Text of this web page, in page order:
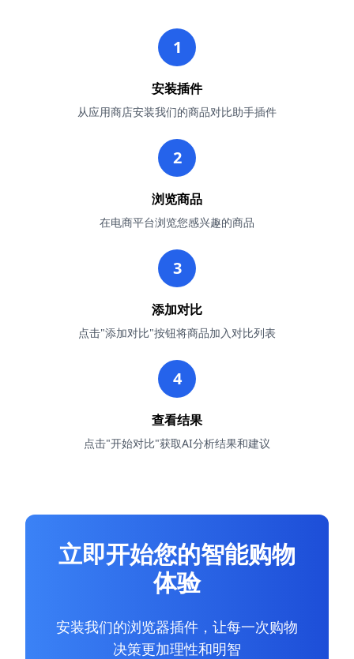
1
安装插件
从应用商店安装我们的商品对比助手插件
2
浏览商品
在电商平台浏览您感兴趣的商品
3
添加对比
点击"添加对比"按钮将商品加入对比列表
4
查看结果
点击"开始对比"获取AI分析结果和建议
立即开始您的智能购物
体验
安装我们的浏览器插件，让每一次购物
决策更加理性和明智